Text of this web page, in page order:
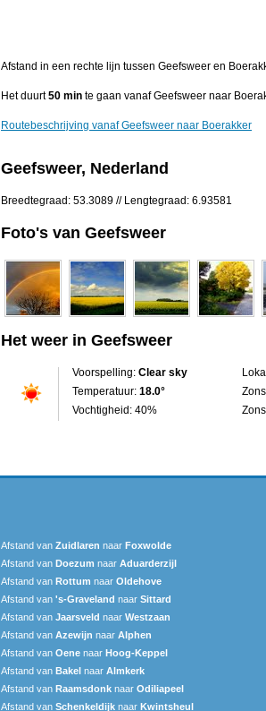
Afstand in een rechte lijn tussen Geefsweer en
Het duurt50 min te gaan vanaf Geefsweer naar
Routebeschrijving vanaf Geefsweer naar Boerakker
Geefsweer, Nederland
Breedtegraad: 53.3089 // Lengtegraad: 6.93581
Foto's van Geefsweer
Het weer in Geefsweer
Voorspelling: Clear sky
Temperatuur: 18.0°
Vochtigheid: 40%
Afstand van Zuidlaren naar Foxwolde
Afstand van Doezum naar Aduarderzijl
Afstand van Rottum naar Oldehove
Afstand van 's-Graveland naar Sittard
Afstand van Jaarsveld naar Westzaan
Afstand van Azewijn naar Alphen
Afstand van Oene naar Hoog-Keppel
Afstand van Bakel naar Almkerk
Afstand van Raamsdonk naar Odiliapeel
Afstand van Schenkeldijk naar Kwintsheul